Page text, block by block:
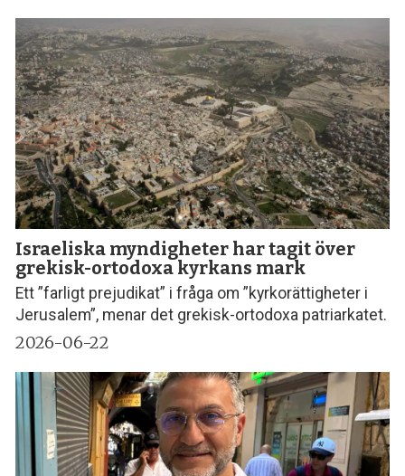
Israeliska myndigheter har tagit över
grekisk-ortodoxa kyrkans mark
Ett ”farligt prejudikat” i fråga om ”kyrkorättigheter i
Jerusalem”, menar det grekisk-ortodoxa patriarkatet.
2026-06-22